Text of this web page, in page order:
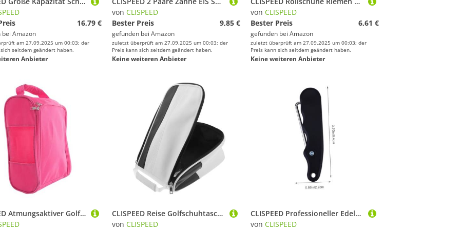
16,79 €
bei Amazon
am 27.09.2025 um 00:03; der
seitdem geändert haben.
Anbieter
von CLISPEED
Bester Preis
9,85 €
gefunden bei Amazon
zuletzt überprüft am 27.09.2025 um 00:03; der
Preis kann sich seitdem geändert haben.
Keine weiteren Anbieter
von CLISPEED
Bester Preis
6,61 €
gefunden bei Amazon
zuletzt überprüft am 27.09.2025 um 00:03; der
Preis kann sich seitdem geändert haben.
Keine weiteren Anbieter
CLISPEED Atmungsaktiver Golf Schuhbeutel aus Oxford mit Reißverschluss Leichter Tragbarer Schuh Organizer für Damen und Herren Vielseitige Aufbewahrung für Sportschuhe und Reisen
CLISPEED Reise Golfschuhtasche Golftaschen Golfschuhtasche Für wasserdichte Tragbare Schuhtasche Golfschuh Tragetaschen Für Damen Wasserdicht
von CLISPEED
CLISPEED Professioneller Edelstahl Schnürsenkelspanner für Schlittschuhe und Kompakt Sorgt für Festen Sitz und Sicheren Halt bei Eishockey Eiskunstlaufschuhen Praktisches Zubehör für
von CLISPEED